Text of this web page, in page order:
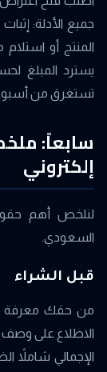
جميع الأدلة:
المنتج أو
يسترد المبلغ
تستغرق من
سابعاً:
إلكتروني
لنلخص أهم
السعودي.
قبل الشراء
من حقك معرفة
الاطلاع على
الإجمالي شاملاً